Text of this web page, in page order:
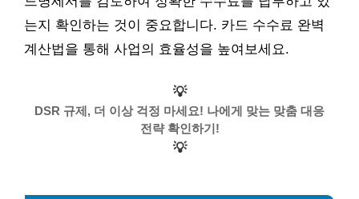
는지 확인하는 것이 중요합니다. 카드 수수료 완벽
계산법을 통해 사업의 효율성을 높여보세요.
💡
DSR 규제, 더 이상 걱정 마세요! 나에게 맞는 맞춤 대응
전략 확인하기!
💡